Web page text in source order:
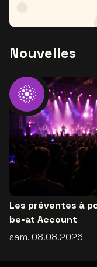
Nouvelles
Les préventes à
be•at Account
sam. 08.08.2026